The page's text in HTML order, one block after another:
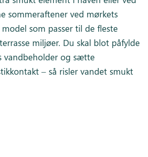
sommeraftener ved mørkets
som passer til de fleste
miljøer. Du skal blot påfylde
vandbeholder og sætte
– så risler vandet smukt